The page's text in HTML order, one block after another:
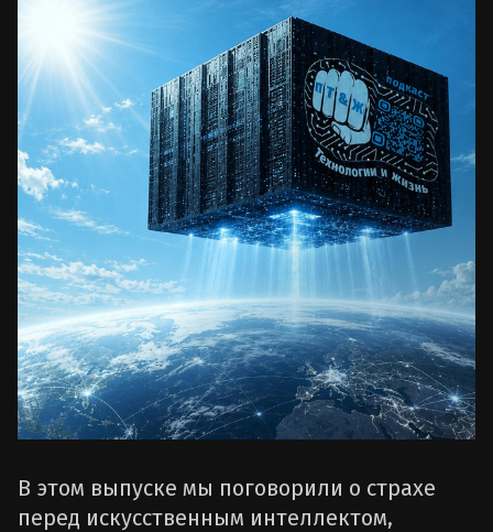
В этом выпуске мы поговорили о страхе
перед искусственным интеллектом,